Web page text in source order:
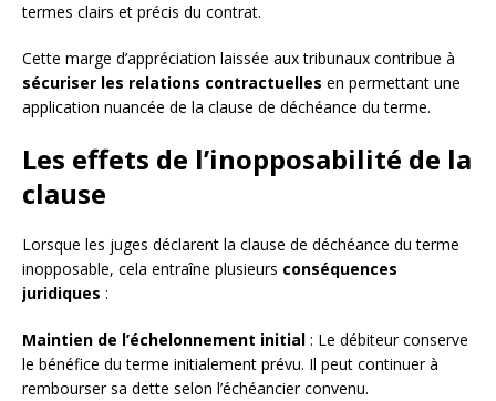
termes clairs et précis du contrat.
Cette marge d’appréciation laissée aux tribunaux contribue à
sécuriser les relations contractuelles en permettant une
application nuancée de la clause de déchéance du terme.
Les effets de l’inopposabilité de la
clause
Lorsque les juges déclarent la clause de déchéance du terme
inopposable, cela entraîne plusieurs conséquences
juridiques :
Maintien de l’échelonnement initial : Le débiteur conserve
le bénéfice du terme initialement prévu. Il peut continuer à
rembourser sa dette selon l’échéancier convenu.